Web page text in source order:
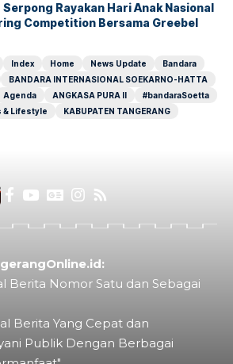
Rayakan Hari Anak Nasional
Competition Bersama Greebel
Index Home News Update
Bandara
BANDARA INTERNASIONAL SOEKARNO-HATTA
Agenda ANGKASA PURA II
#bandaraSoetta
& Lifestyle KABUPATEN TANGERANG
Berita Nomor Satu dan Sebagai
Berita Yang Cepat dan
Publik Dengan Berbagai